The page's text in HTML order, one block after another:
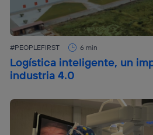
Logística inteligente, un
industria 4.0
#PEOPLEFIRST 6 min